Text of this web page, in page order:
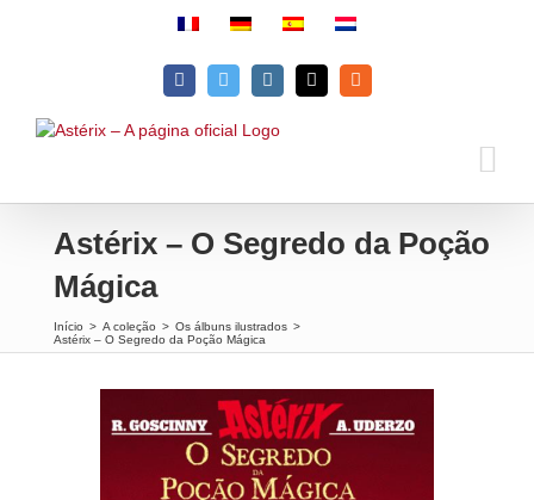
FacebookTwitterInstagramEmailRss
Astérix – O Segredo da Poção
Mágica
Início > A coleção > Os álbuns ilustrados >
Astérix – O Segredo da Poção Mágica